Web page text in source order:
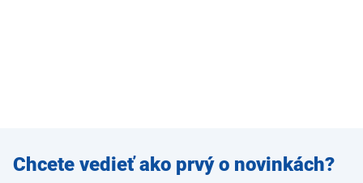
Zadajte
e-mail
Chcete vedieť ako prvý o novinkách?